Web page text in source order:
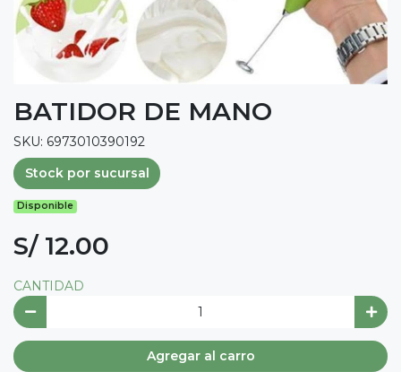
BATIDOR DE MANO
SKU: 6973010390192
Stock por sucursal
Disponible
S/ 12.00
CANTIDAD
Agregar al carro